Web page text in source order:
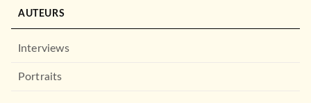
AUTEURS
Interviews
Portraits